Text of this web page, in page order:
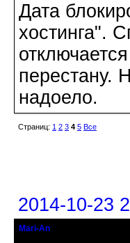
Дата
хостинга".
перестану.
надоело.
Страниц: 1 2 3 4 5 Все
2014-10-23
Mari-An